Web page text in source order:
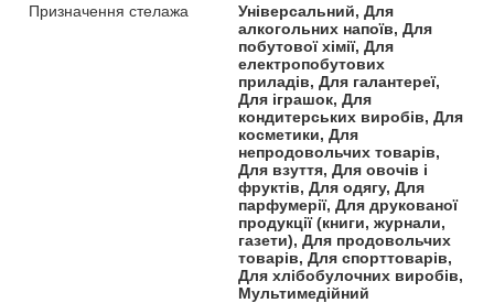
Призначення стелажа
Універсальний, Для
алкогольних напоїв, Для
побутової хімії, Для
електропобутових
приладів, Для галантереї,
Для іграшок, Для
кондитерських виробів, Для
косметики, Для
непродовольчих товарів,
Для взуття, Для овочів і
фруктів, Для одягу, Для
парфумерії, Для друкованої
продукції (книги, журнали,
газети), Для продовольчих
товарів, Для спорттоварів,
Для хлібобулочних виробів,
Мультимедійний